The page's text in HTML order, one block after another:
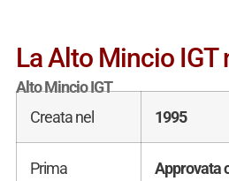
La Alto Mincio IGT
Alto Mincio IGT
Creata nel
1995
Prima
Approvata